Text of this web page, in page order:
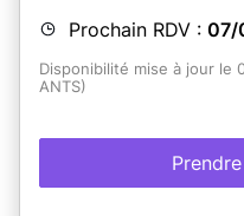
Prochain RDV : 07/
Disponibilité mise à jour le
ANTS)